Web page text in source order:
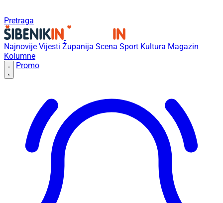
Pretraga
Najnovije Vijesti Županija Scena Sport Kultura Magazin
Kolumne
Promo